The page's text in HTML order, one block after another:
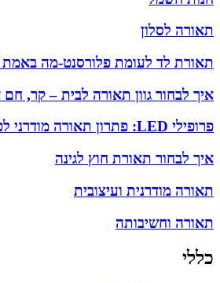
תאורה לסלון
תאורת לד לעומת פלורסנט-מה באמת
איך לבחור גוון תאורה לבית – קר, חם
פרופילי LED: פתרון תאורה מודרני לכל חלל
איך לבחור תאורת חוץ לגינה
תאורה מודרנית ועיצובית
תאורה וחשיבותה
כללי